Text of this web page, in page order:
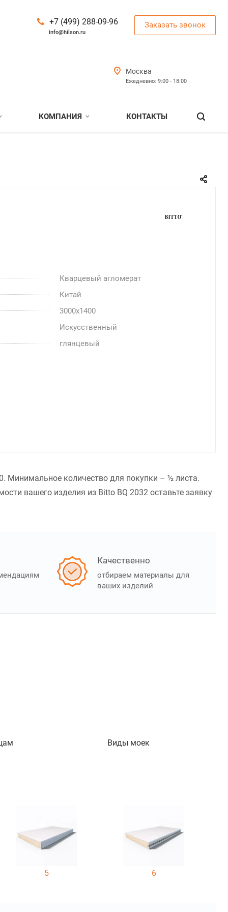
+7 (499) 288-09-96
info@hilson.ru
Заказать звонок
Москва
Ежедневно: 9:00 - 18:00
КОМПАНИЯ КОНТАКТЫ
Кварцевый агломерат
Китай
3000x1400
Искусственный
глянцевый
Минимальное количество для покупки – ½ листа.
вашего изделия из Bitto BQ 2032 оставьте заявку
Качественно
отбираем материалы для
ваших изделий
Виды моек
5 6